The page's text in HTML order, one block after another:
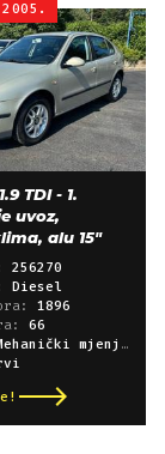
TDI - 1.
uvoz,
alu 15"
256270
Diesel
1896
66
mjenjač